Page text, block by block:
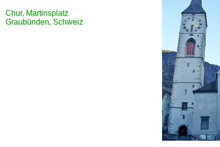
Chur, Martinsplatz
Graubünden, Schweiz